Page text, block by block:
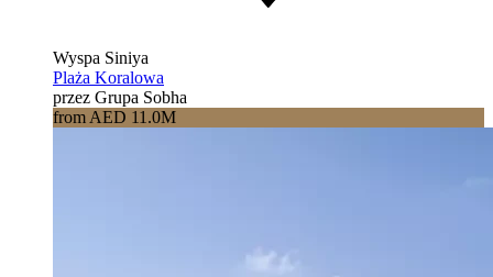
Wyspa Siniya
Plaża Koralowa
przez Grupa Sobha
from AED 11.0M